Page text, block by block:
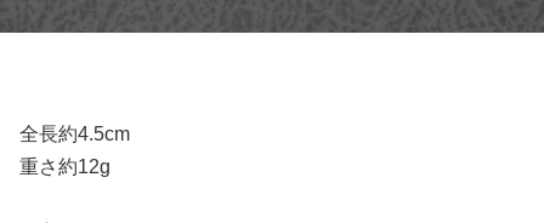
全長約4.5cm
重さ約12g